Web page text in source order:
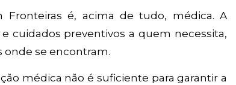
Fronteiras é, acima de tudo, médica. A
cuidados preventivos a quem necessita,
se encontram.
médica não é suficiente para garantir a